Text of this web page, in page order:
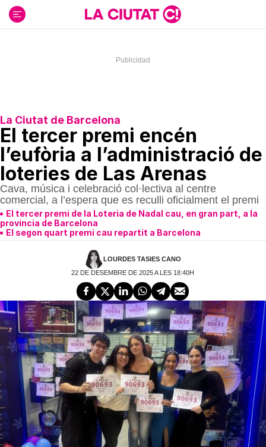
contenido
La Ciutat de Barcelona
El tercer premi encén
l’eufòria a l’administració de
loteries de Las Arenas
Cava, música i celebració col·lectiva al centre
comercial, a l’espera que es reculli oficialment el premi
El tercer premi de la Loteria de Nadal cau, en gran part, a la
província de Barcelona
El segon quart premi cau repartit a Barcelona
LOURDES TASIES CANO
22 DE DESEMBRE DE 2025 A LES 18:40H